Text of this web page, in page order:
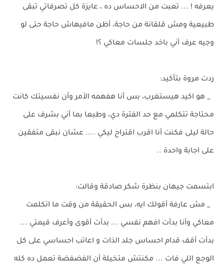
يعرفه ! ... تعبت من الاحساس ده ، عايزة كل تصرفاتي تبقى
طبيعية ومش قلقانة من حاجة، أظن مافيهاش حاجة حتى لو
وجيه عرف أني باخد جلسات معاكي ؟!
ردت مروة بتأكيد:
_ هو اكيد هيستغرب، بس أنا هفهمه الأمر وأن نفسيتك كانت
محتاجة تتكلمي مع حد الفترة دي، وطبعا بما أني بشرف على
حالة ليلى فكنت أنا اقرب اقتراح ليكي .... عشان نبقى متفقين
على اجابة واحدة ..
ابتسمت جيهان بنظرة شكر صادقة وقالت:
_ مش عارفة أقولك ايه، بس الحقيقة من وقت ما اتكلمت
معاكي وأنا بدأت افهم نفسي ... بدأت أقوى وأعرف قيمتي ...
بدأت أقف قدام احساس جلد الذات و اعاتب احساسي على كل
الوجع اللي فات ... مكنتش متخيلة أن الفضفضة تعمل ده كله